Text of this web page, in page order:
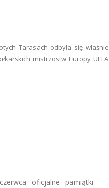
Tarasach odbyła się właśnie
mistrzostw Europy UEFA
oficjalne pamiątki